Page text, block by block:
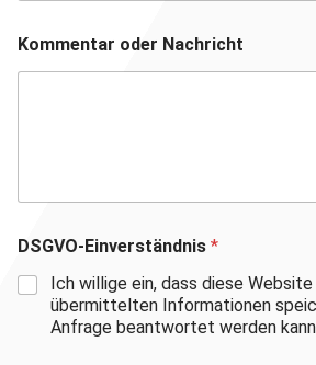
Kommentar oder Nachricht
DSGVO-Einverständnis *
Ich willige ein, dass diese
übermittelten Informationen
Anfrage beantwortet werden